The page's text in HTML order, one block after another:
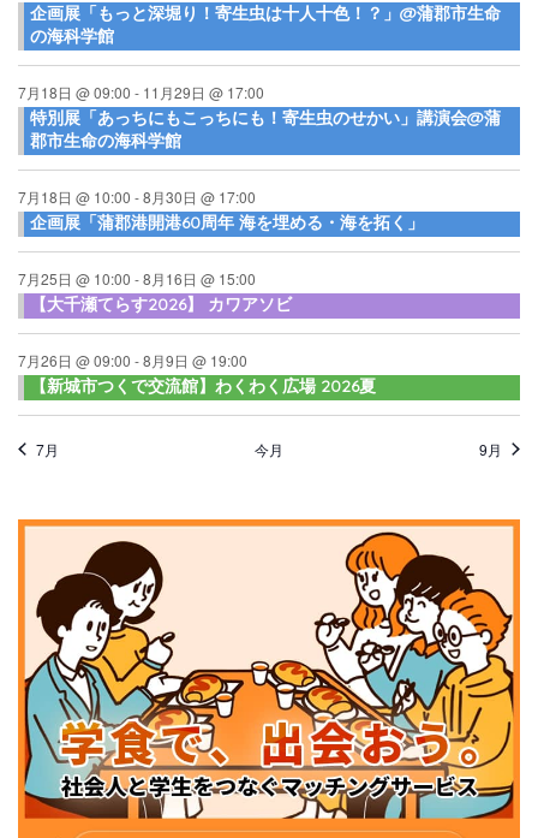
企画展「もっと深堀り！寄生虫は十人十色！？」@蒲郡市生命
の海科学館
7月18日 @ 09:00 - 11月29日 @ 17:00
特別展「あっちにもこっちにも！寄生虫のせかい」講演会@蒲
郡市生命の海科学館
7月18日 @ 10:00 -8月30日 @ 17:00
企画展「蒲郡港開港60周年 海を埋める・海を拓く」
7月25日 @ 10:00 -8月16日 @ 15:00
【大千瀬てらす2026】 カワアソビ
7月26日 @ 09:00 -8月9日 @ 19:00
【新城市つくで交流館】わくわく広場 2026夏
7月 今月 9月